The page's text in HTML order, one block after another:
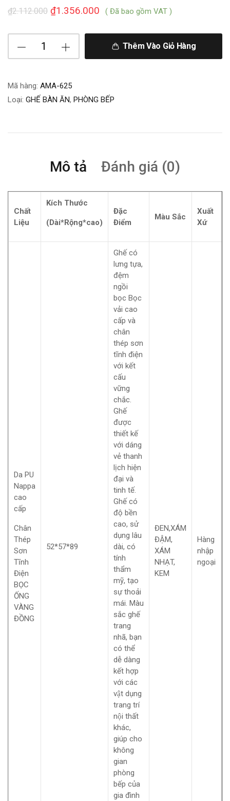
2.112.000
₫ 1.356.000
₫ ( Đã bao gồm VAT )
Thêm Vào Giỏ Hàng
Mã hàng: AMA-625
Loại: GHẾ BÀN ĂN, PHÒNG BẾP
Mô tả Đánh giá (0)
Chất
Liệu
Kích Thước
(Dài*Rộng*cao)
Đặc
Điểm
Màu Sắc
Xuất
Xứ
Da PU
Nappa
cao
cấp
Chân
Thép
Sơn
Tĩnh
Điện
BỌC
ỐNG
VÀNG
ĐỒNG
52*57*89
Ghế có
lưng tựa,
đệm
ngồi
bọc Bọc
vải cao
cấp và
chân
thép sơn
tĩnh điện
với kết
cấu
vững
chắc.
Ghế
được
thiết kế
với dáng
vẻ thanh
lịch hiện
đại và
tinh tế.
Ghế có
độ bền
cao, sử
dụng lâu
dài, có
tính
thẩm
mỹ, tạo
sự thoải
mái. Màu
sắc ghế
trang
nhã, bạn
có thể
dễ dàng
kết hợp
với các
vật dụng
trang trí
nội thất
khác,
giúp cho
không
gian
phòng
bếp của
gia đình
ĐEN,XÁM
ĐẬM,
XÁM
NHẠT,
KEM
Hàng
nhập
ngoại